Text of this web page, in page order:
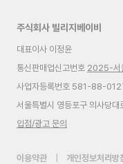
주식회사 빌리지베이비
대표이사 이정윤
통신판매업신고번호 2025-서
사업자등록번호 581-88-
서울특별시 영등포구 의사당
입점/광고 문의
이용약관 개인정보처리방